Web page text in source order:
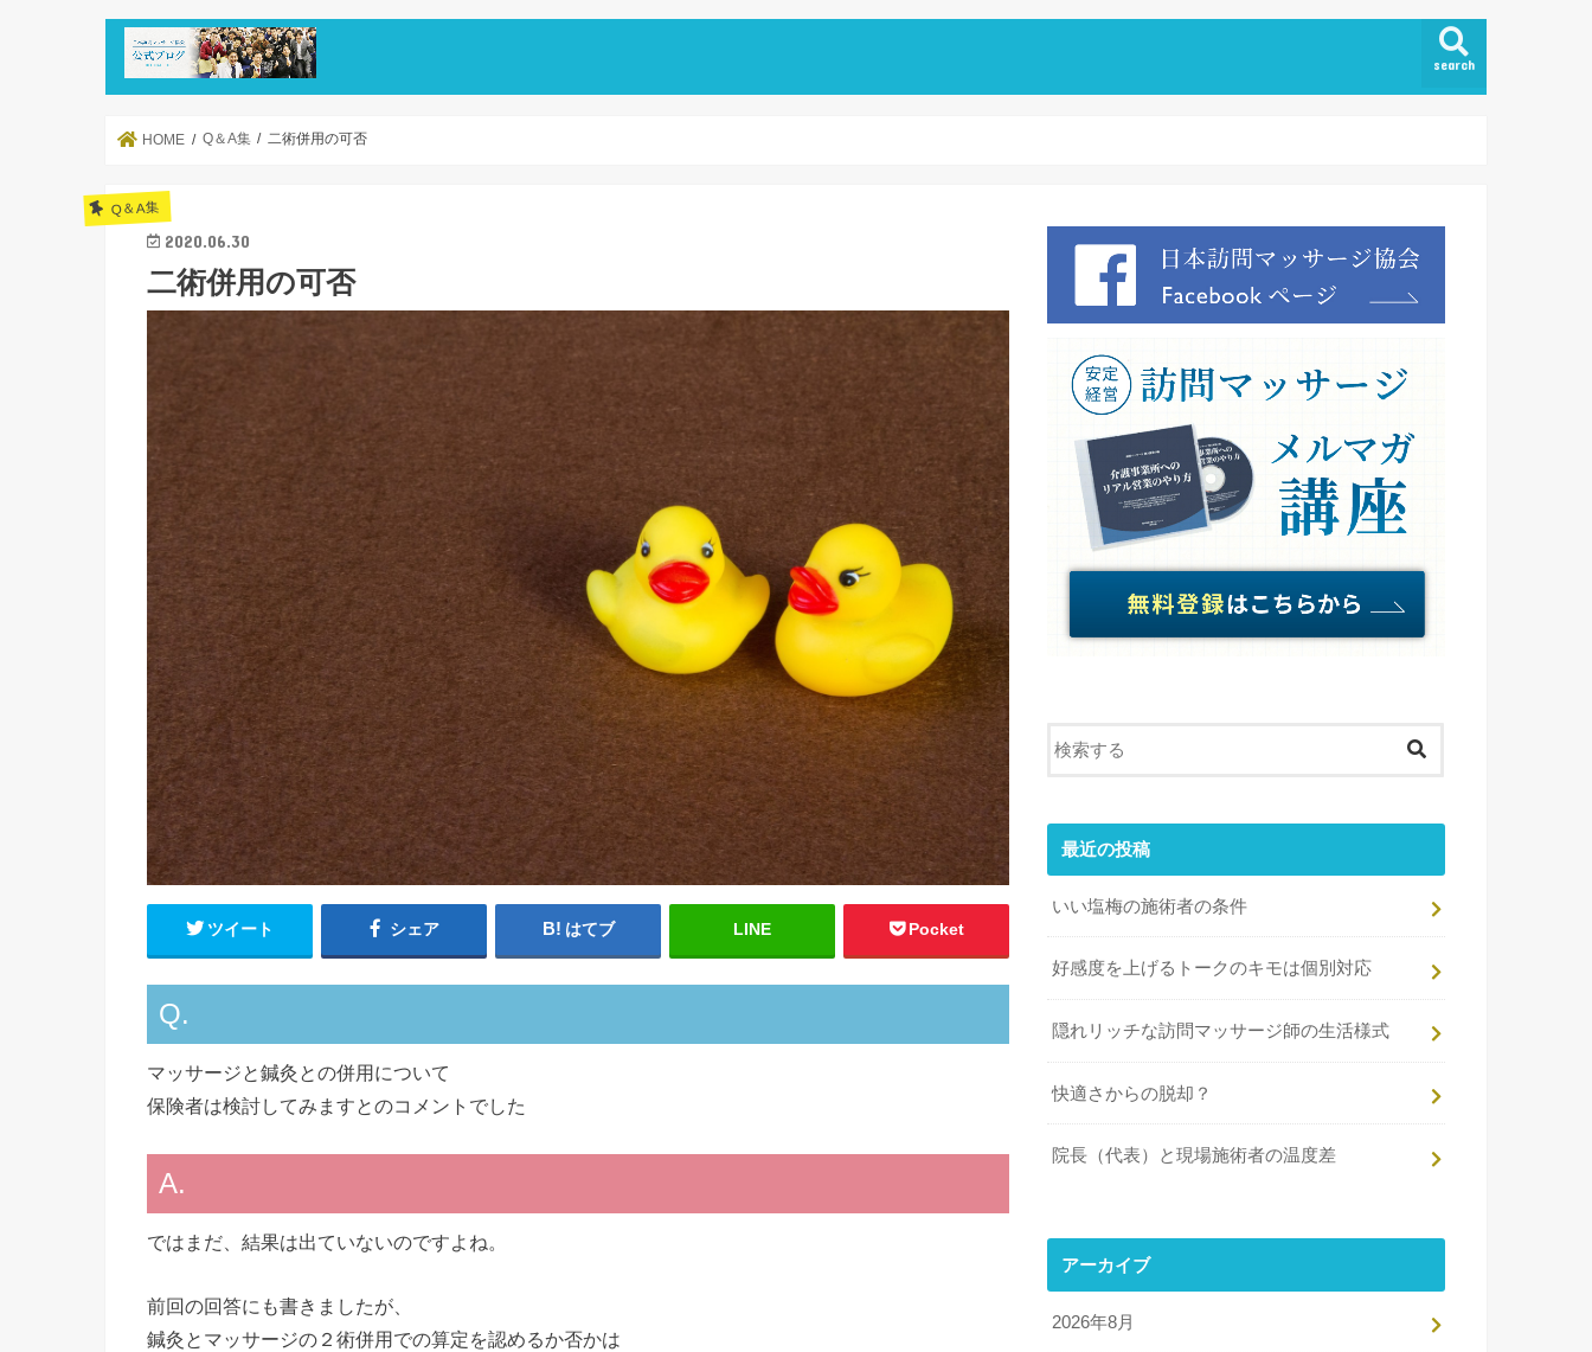
search
HOME Q＆A集 二術併用の可否
Q＆A集
2020.06.30
二術併用の可否
ツイート シェア はてブ LINE Pocket
Q.
マッサージと鍼灸との併用について
保険者は検討してみますとのコメントでした
A.
ではまだ、結果は出ていないのですよね。
前回の回答にも書きましたが、
鍼灸とマッサージの２術併用での算定を認めるか否かは
最近の投稿
いい塩梅の施術者の条件
好感度を上げるトークのキモは個別対応
隠れリッチな訪問マッサージ師の生活様式
快適さからの脱却？
院長（代表）と現場施術者の温度差
アーカイブ
2026年8月